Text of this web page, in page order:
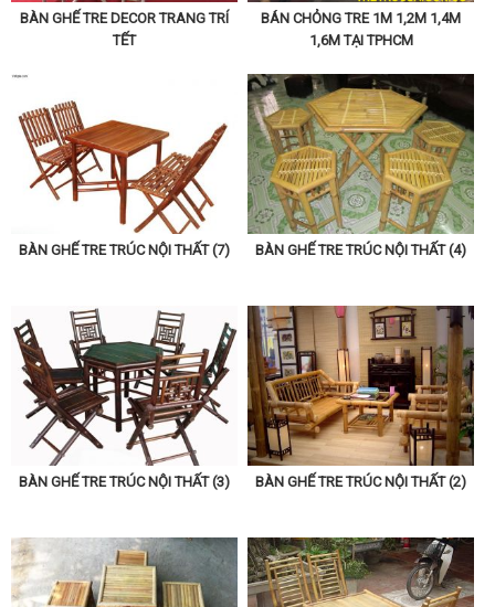
BÀN GHẾ TRE DECOR TRANG TRÍ
TẾT
BÁN CHỎNG TRE 1M 1,2M 1,4M
1,6M TẠI TPHCM
BÀN GHẾ TRE TRÚC NỘI THẤT (7) BÀN GHẾ TRE TRÚC NỘI THẤT (4)
BÀN GHẾ TRE TRÚC NỘI THẤT (3) BÀN GHẾ TRE TRÚC NỘI THẤT (2)